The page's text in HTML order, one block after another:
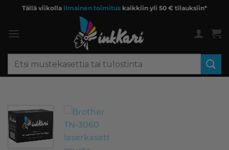
content
Tällä viikolla ilmainen toimitus kaikkiin yli 50 € tilauksiin*
Etsi: